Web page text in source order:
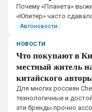
Почему «Планета»
«Юпитер» часто
Автоновости
НОВОСТИ
Что покупают в
местный житель
китайского
Для многих россиян
технологичные и
эти бренды прочно